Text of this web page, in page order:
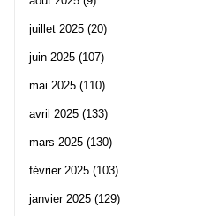
juillet 2025 (20)
juin 2025 (107)
mai 2025 (110)
avril 2025 (133)
mars 2025 (130)
février 2025 (103)
janvier 2025 (129)